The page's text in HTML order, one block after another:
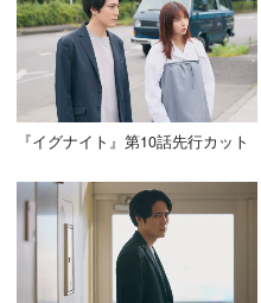
『イグナイト』第10話先行カット